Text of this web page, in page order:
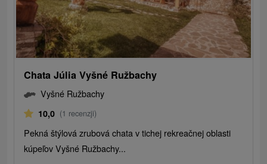
Chata Júlia Vyšné Ružbachy
Vyšné Ružbachy
10,0 (1 recenzji)
Pekná štýlová zrubová chata v tichej rekreačnej oblasti
kúpeľov Vyšné Ružbachy...